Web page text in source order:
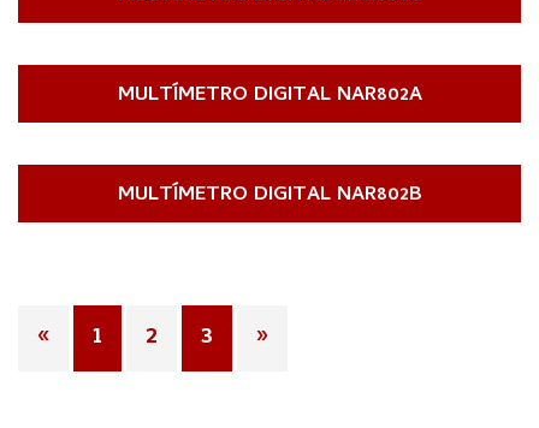
MULTÍMETRO DIGITAL NAR802A
MULTÍMETRO DIGITAL NAR802B
« 1 2 3 »